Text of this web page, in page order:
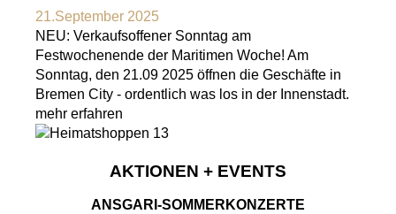
21.September 2025
NEU: Verkaufsoffener Sonntag am
Festwochenende der Maritimen Woche! Am
Sonntag, den 21.09 2025 öffnen die Geschäfte in
Bremen City - ordentlich was los in der Innenstadt.
mehr erfahren
AKTIONEN + EVENTS
ANSGARI-SOMMERKONZERTE